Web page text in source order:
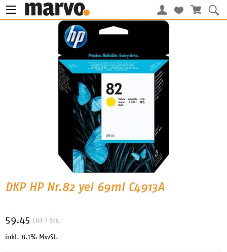
DKP HP Nr.82 yel 69ml C4913A
59.45 CHF / Stk.
inkl. 8.1% MwSt.